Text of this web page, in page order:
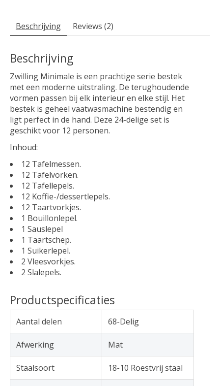
Beschrijving Reviews (2)
Beschrijving
Zwilling Minimale is een prachtige serie bestek
met een moderne uitstraling. De terughoudende
vormen passen bij elk interieur en elke stijl. Het
bestek is geheel vaatwasmachine bestendig en
ligt perfect in de hand. Deze 24-delige set is
geschikt voor 12 personen.
Inhoud:
12 Tafelmessen.
12 Tafelvorken.
12 Tafellepels.
12 Koffie-/dessertlepels.
12 Taartvorkjes.
1 Bouillonlepel.
1 Sauslepel
1 Taartschep.
1 Suikerlepel.
2 Vleesvorkjes.
2 Slalepels.
Productspecificaties
Aantal delen 68-Delig
Afwerking Mat
Staalsoort 18-10 Roestvrij staal